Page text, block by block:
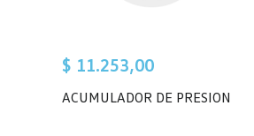
$ 11.253,00
ACUMULADOR DE PRESION